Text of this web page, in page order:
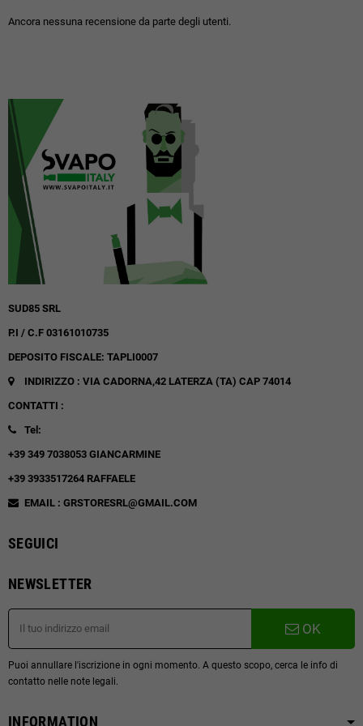
Ancora nessuna recensione da parte degli utenti.
SUD85 SRL
P.I / C.F 03161010735
DEPOSITO FISCALE: TAPLI0007
INDIRIZZO : VIA CADORNA,42 LATERZA (TA) CAP 74014
CONTATTI :
Tel:
+39 349 7038053 GIANCARMINE
+39 3933517264 RAFFAELE
EMAIL : GRSTORESRL@GMAIL.COM
SEGUICI
NEWSLETTER
OK
Puoi annullare l'iscrizione in ogni momento. A questo scopo, cerca le info di
contatto nelle note legali.
INFORMATION